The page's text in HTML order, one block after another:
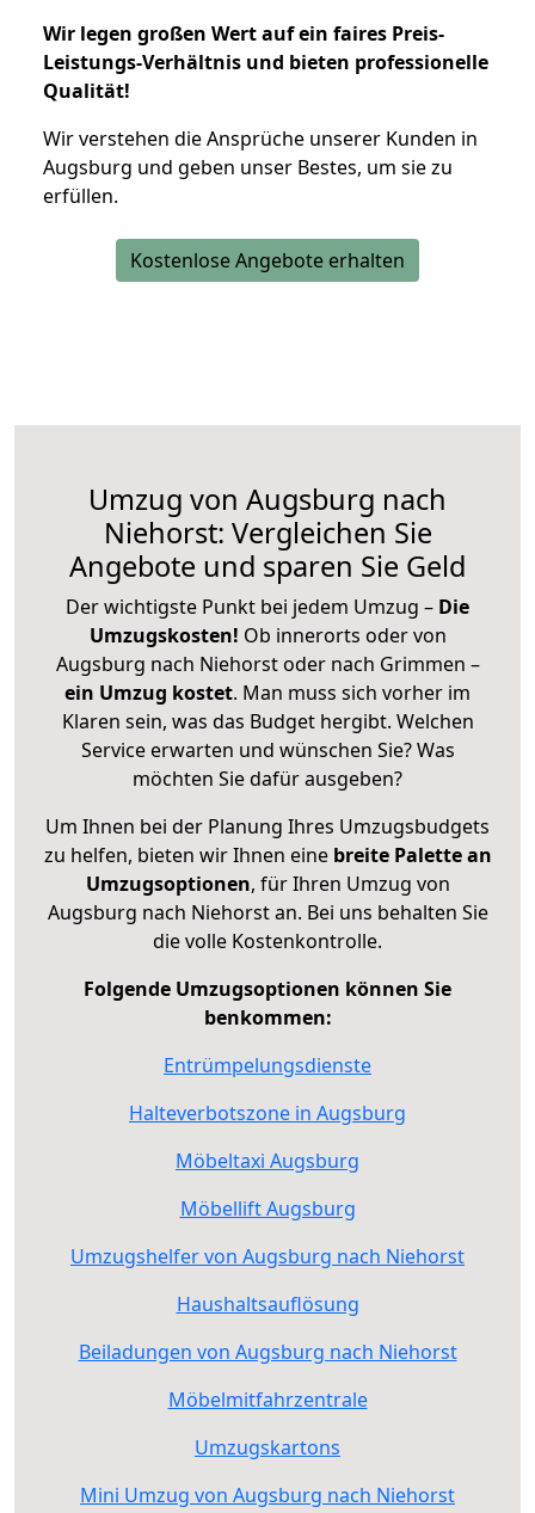
Wir legen großen Wert auf ein faires Preis-
Leistungs-Verhältnis und bieten professionelle
Qualität!
Wir verstehen die Ansprüche unserer Kunden in
Augsburg und geben unser Bestes, um sie zu
erfüllen.
Kostenlose Angebote erhalten
Umzug von Augsburg nach
Niehorst: Vergleichen Sie
Angebote und sparen Sie Geld
Der wichtigste Punkt bei jedem Umzug – Die
Umzugskosten! Ob innerorts oder von
Augsburg nach Niehorst oder nach Grimmen –
ein Umzug kostet. Man muss sich vorher im
Klaren sein, was das Budget hergibt. Welchen
Service erwarten und wünschen Sie? Was
möchten Sie dafür ausgeben?
Um Ihnen bei der Planung Ihres Umzugsbudgets
zu helfen, bieten wir Ihnen eine breite Palette an
Umzugsoptionen, für Ihren Umzug von
Augsburg nach Niehorst an. Bei uns behalten Sie
die volle Kostenkontrolle.
Folgende Umzugsoptionen können Sie
benkommen:
Entrümpelungsdienste
Halteverbotszone in Augsburg
Möbeltaxi Augsburg
Möbellift Augsburg
Umzugshelfer von Augsburg nach Niehorst
Haushaltsauflösung
Beiladungen von Augsburg nach Niehorst
Möbelmitfahrzentrale
Umzugskartons
Mini Umzug von Augsburg nach Niehorst